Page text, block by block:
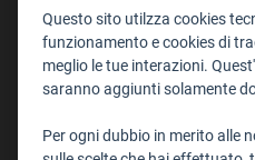
Staff
Format - Centro Audiovisivi
Trentino Film Commission
Dove Siamo
Questo sito utilzza cookies
funzionamento e cookies di
meglio le tue interazioni.
saranno aggiunti solamente
Per ogni dubbio in merito alle